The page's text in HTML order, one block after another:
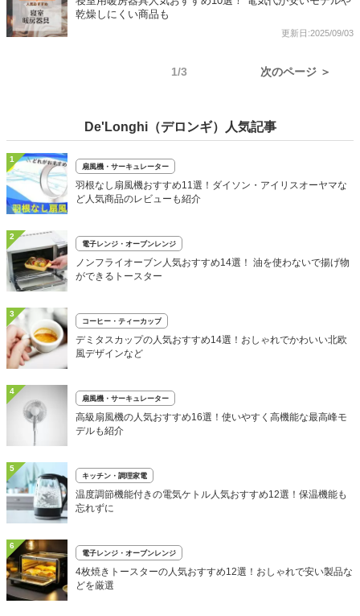
乾燥しにくい商品も
更新日:2025/09/03
1/3 次のページ ＞
De'Longhi（デロンギ）人気記事
1
扇風機・サーキュレーター
羽根なし扇風機おすすめ11選！ダイソン・アイリスオーヤマな
ど人気商品のレビューも紹介
2
電子レンジ・オーブンレンジ
ノンフライオーブン人気おすすめ14選！ 油を使わないで揚げ物
ができるトースター
3
コーヒー・ティーカップ
デミタスカップの人気おすすめ14選！おしゃれでかわいい北欧
風デザインなど
4
扇風機・サーキュレーター
高級扇風機の人気おすすめ16選！使いやすく高機能な最高峰モ
デルも紹介
5
キッチン・調理家電
温度調節機能付きの電気ケトル人気おすすめ12選！保温機能も
忘れずに
6
電子レンジ・オーブンレンジ
4枚焼きトースターの人気おすすめ12選！おしゃれで安い製品な
どを厳選